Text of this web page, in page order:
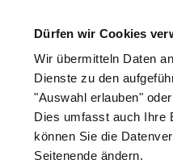
Dürfen wir Cookies
Wir übermitteln Daten
Dienste zu den
"Auswahl erlauben"
Dies umfasst auch Ihre
können Sie die
Seitenende ändern.
Symptome Therapie